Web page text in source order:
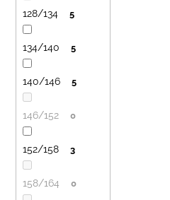
128/134 5
134/140 5
140/146 5
146/152 0
152/158 3
158/164 0